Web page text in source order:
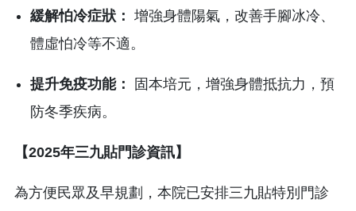
緩解怕冷症狀： 增強身體陽氣，改善手腳冰冷、
體虛怕冷等不適。
提升免疫功能：
固本培元，增強身體抵抗力，預
防冬季疾病。
【2025年三九貼門診資訊】
為方便民眾及早規劃，本院已安排三九貼特別門診